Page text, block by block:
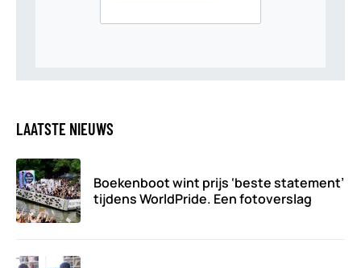
LAATSTE NIEUWS
Boekenboot wint prijs ‘beste statement’
tijdens WorldPride. Een fotoverslag